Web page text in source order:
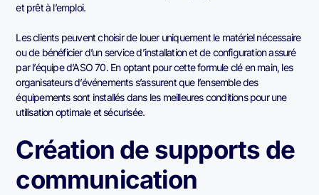
et prêt à l’emploi.
Les clients peuvent choisir de louer uniquement le matériel nécessaire
ou de bénéficier d’un service d’installation et de configuration assuré
par l’équipe d’ASO 70. En optant pour cette formule clé en main, les
organisateurs d’événements s’assurent que l’ensemble des
équipements sont installés dans les meilleures conditions pour une
utilisation optimale et sécurisée.
Création de supports de
communication